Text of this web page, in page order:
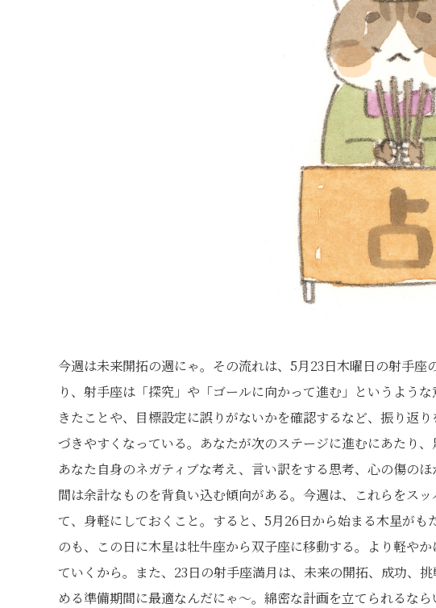
今週は未来開拓の週にゃ。その流れは、5月23日木曜日の射手座
り、射手座は「探究」や「ゴールに向かって進む」というよう
きたことや、目標設定に誤りがないかを確認するなど、振り返
づきやすくなっている。あなたが次のステージに進むにあたり
あなた自身のネガティブな考え、言い訳をする思考、心の傷の
間は余計なものを背負い込む傾向がある。今週は、これらをス
て、身軽にしておくこと。すると、5月26日から始まる木星が
のも、この日に木星は牡牛座から双子座に移動する。より軽や
ていくから。また、23日の射手座満月は、未来の開拓、成功、
める準備期間に最適なんだにゃ〜。綿密な計画を立てられるな